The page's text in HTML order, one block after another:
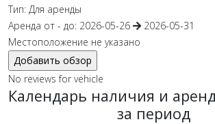
Тип: Для аренды
Аренда от - до: 2026-05-26
2026-05-31
Местоположение не указано
No reviews for vehicle
Календарь наличия и
за период